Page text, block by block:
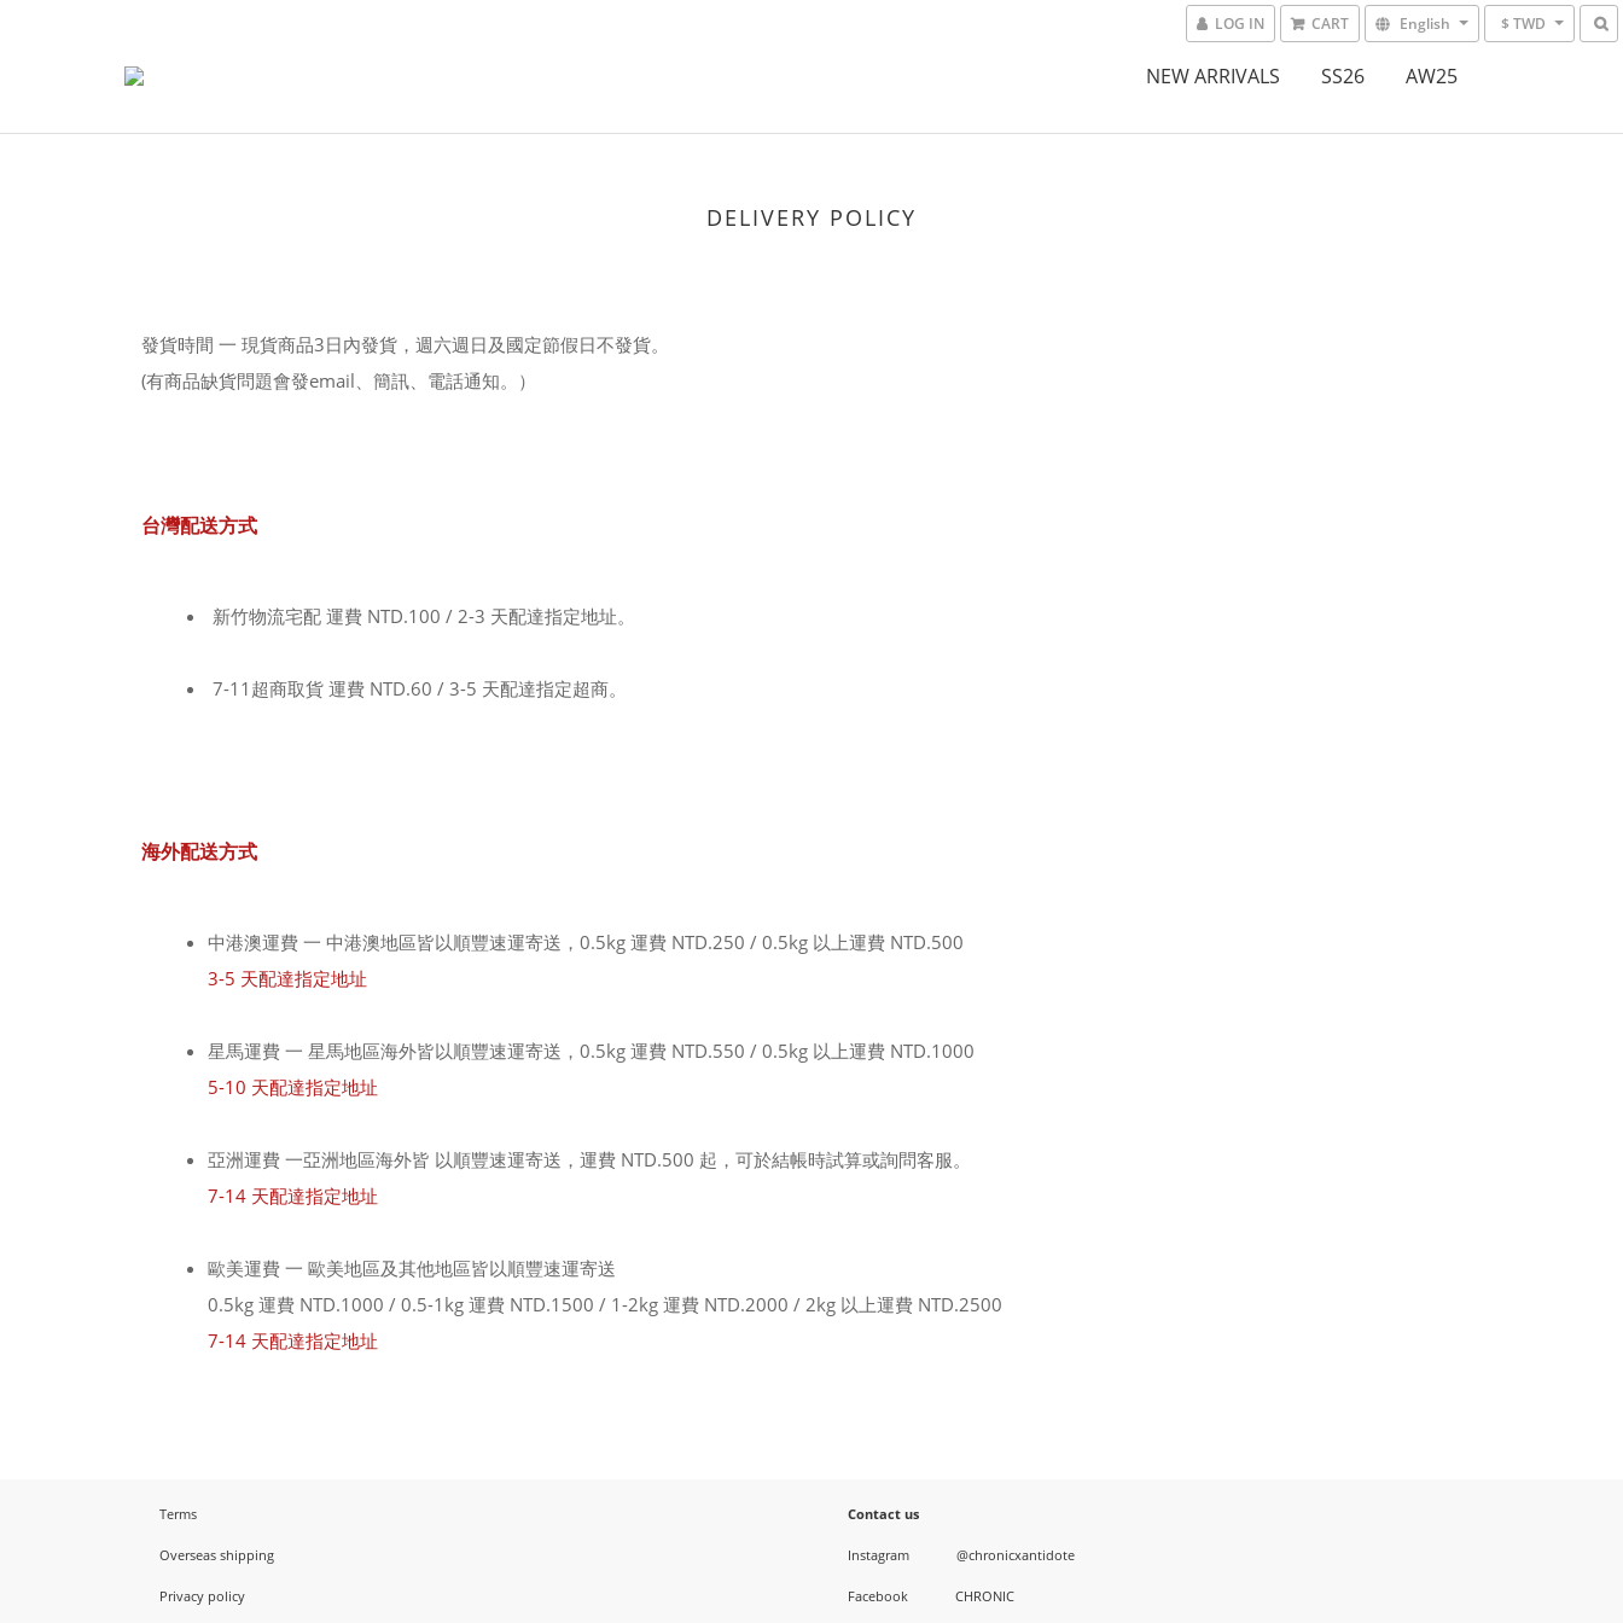
LOG IN CART English $ TWD
NEW ARRIVALS SS26 AW25
DELIVERY POLICY
發貨時間 一 現貨商品3日內發貨，週六週日及國定節假日不發貨。
(有商品缺貨問題會發email、簡訊、電話通知。）
台灣配送方式
新竹物流宅配 運費 NTD.100 / 2-3 天配達指定地址。
7-11超商取貨 運費 NTD.60 / 3-5 天配達指定超商。
海外配送方式
中港澳運費 一 中港澳地區皆以順豐速運寄送，0.5kg 運費 NTD.250 / 0.5kg 以上運費 NTD.500
3-5 天配達指定地址
星馬運費 一 星馬地區海外皆以順豐速運寄送，0.5kg 運費 NTD.550 / 0.5kg 以上運費 NTD.1000
5-10 天配達指定地址
亞洲運費 一亞洲地區海外皆 以順豐速運寄送，運費 NTD.500 起，可於結帳時試算或詢問客服。
7-14 天配達指定地址
歐美運費 一 歐美地區及其他地區皆以順豐速運寄送
0.5kg 運費 NTD.1000 / 0.5-1kg 運費 NTD.1500 / 1-2kg 運費 NTD.2000 / 2kg 以上運費 NTD.2500
7-14 天配達指定地址
Terms
Overseas shipping
Privacy policy
Contact us
Instagram @chronicxantidote
Facebook CHRONIC